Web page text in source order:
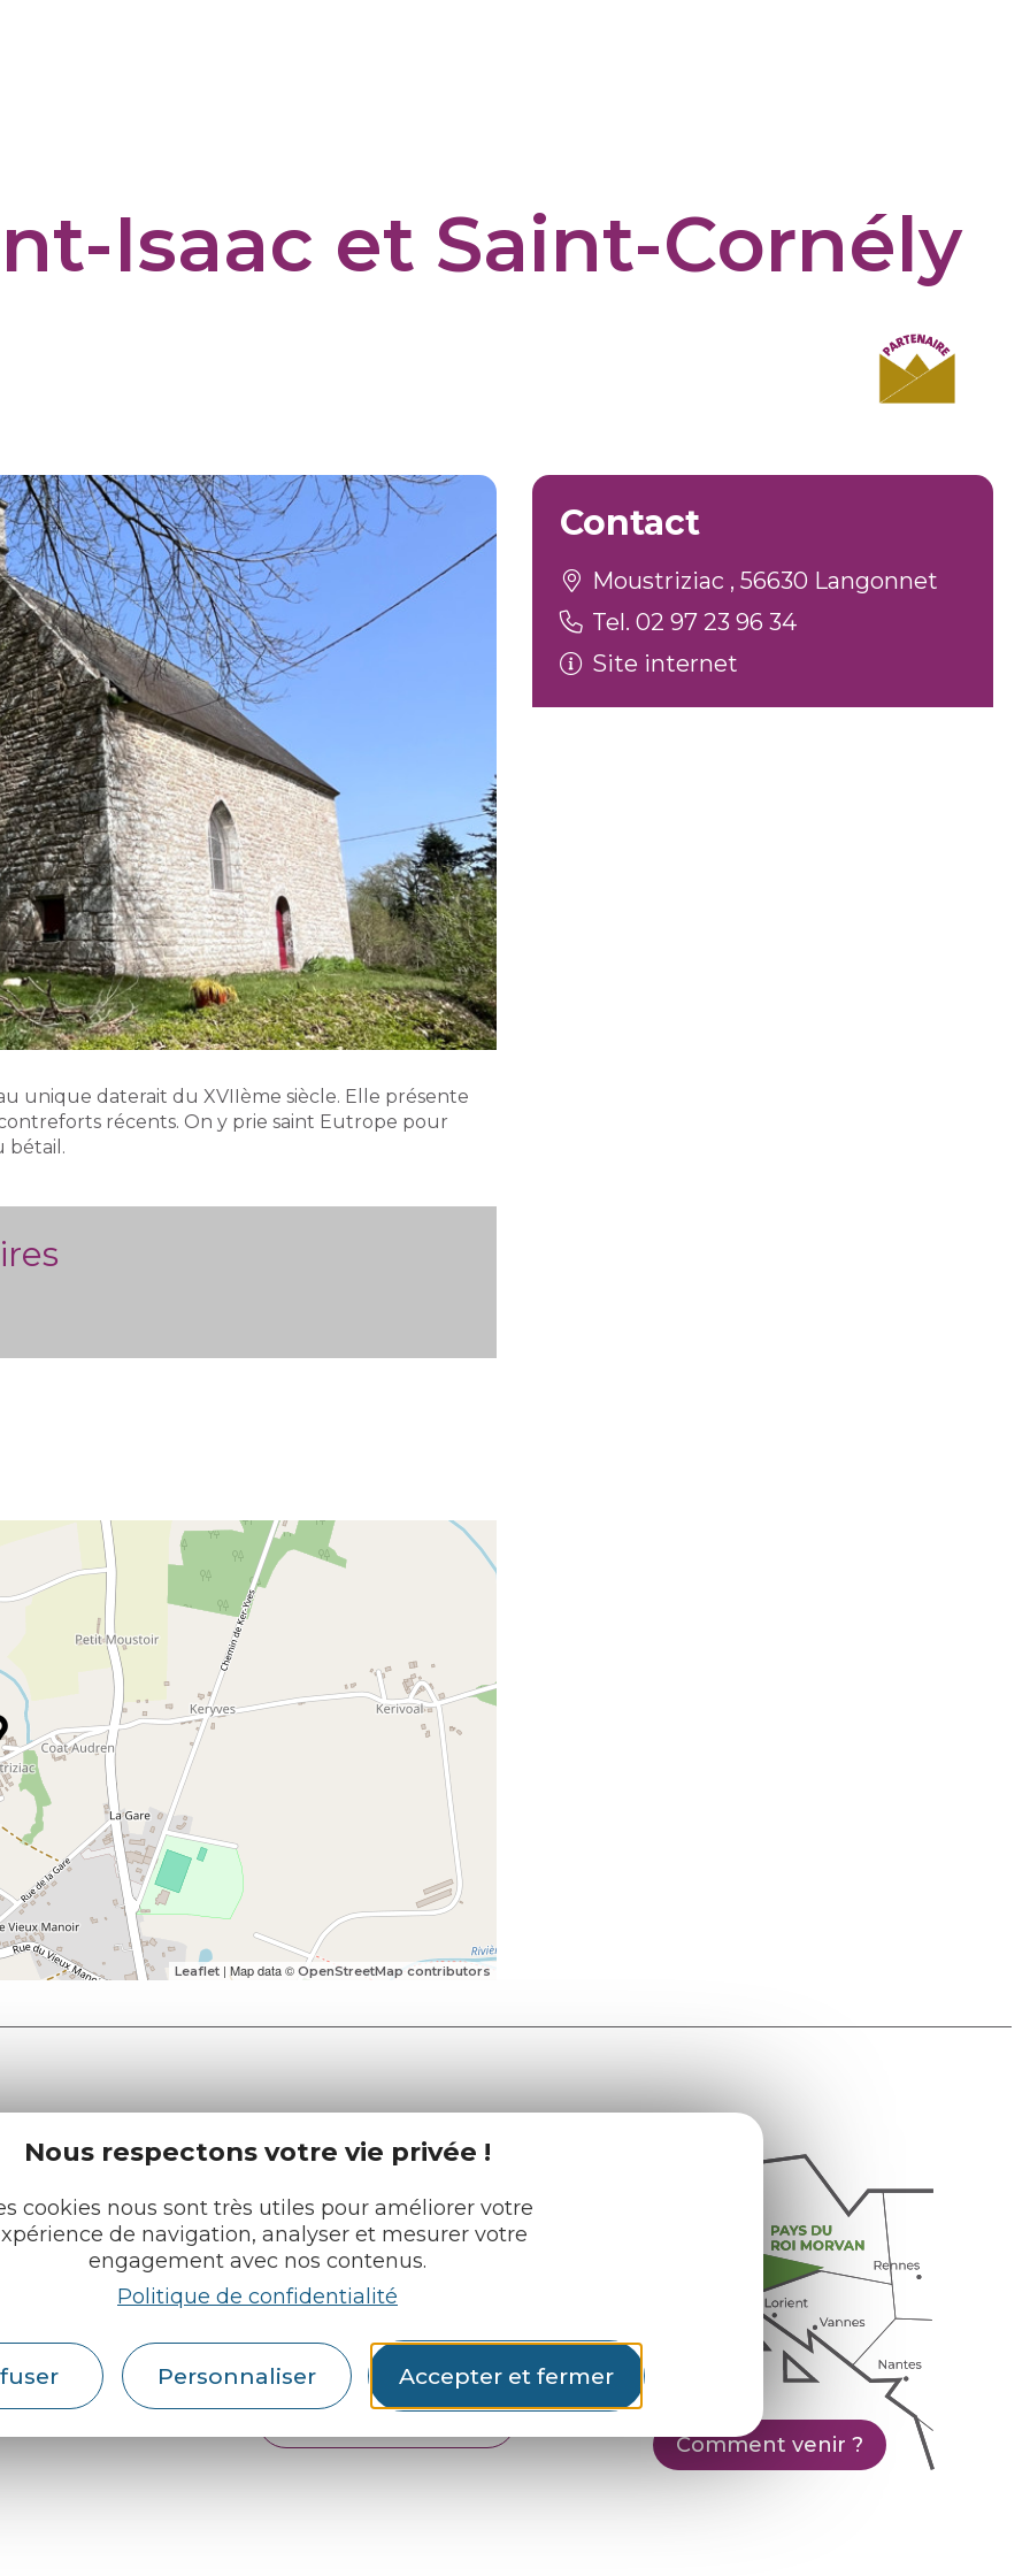
Nous respectons votre vie privée !
cookies nous sont très utiles pour améliorer votre
de navigation, analyser et mesurer votre
engagement avec nos contenus.
Politique de confidentialité
Personnaliser Accepter et fermer
Isaac et Saint-Cornély
unique daterait du XVIIème siècle. Elle présente
récents. On y prie saint Eutrope pour
bétail.
Leaflet | Map data © OpenStreetMap contributors
Contact
Moustriziac , 56630 Langonnet
Tel. 02 97 23 96 34
Site internet
tourisme
Retrouvez-nous sur :
Espace pro
Partenaires
Français
Comment venir ?